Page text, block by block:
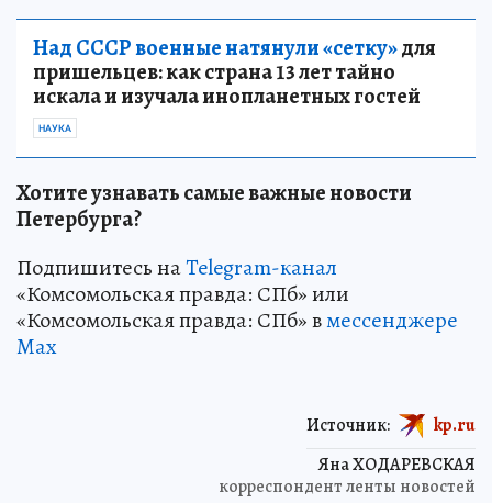
Над СССР военные натянули «сетку»для
пришельцев: как страна 13 лет тайно
искала и изучала инопланетных гостей
НАУКА
Хотите узнавать самые важные новости
Петербурга?
Подпишитесь наTelegram-канал
«Комсомольская правда: СПб» или
«Комсомольская правда: СПб» вмессенджере
Max
Яна ХОДАРЕВСКАЯ
корреспондент ленты новостей
Источник: kp.ru